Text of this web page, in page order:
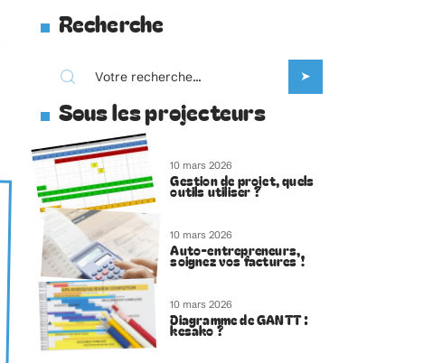
Recherche
Sous les projecteurs
10 mars 2026
Gestion de projet, quels
outils utiliser ?
10 mars 2026
Auto-entrepreneurs,
soignez vos factures !
10 mars 2026
Diagramme de GANTT :
kesako ?